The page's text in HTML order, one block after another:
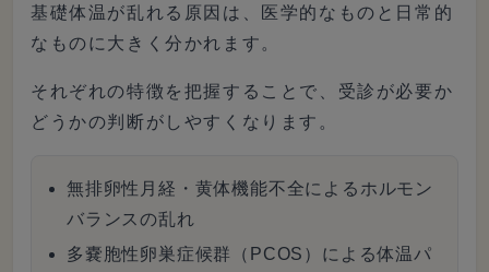
基礎体温が乱れる原因は、医学的なものと日常的
なものに大きく分かれます。
それぞれの特徴を把握することで、受診が必要か
どうかの判断がしやすくなります。
無排卵性月経・黄体機能不全によるホルモン
バランスの乱れ
多嚢胞性卵巣症候群（PCOS）による体温パ